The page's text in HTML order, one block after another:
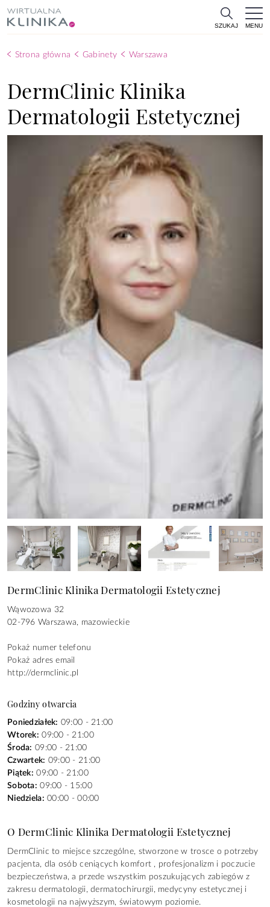
SZUKAJ MENU
Strona główna Gabinety Warszawa
DermClinic Klinika
Dermatologii Estetycznej
DermClinic Klinika Dermatologii Estetycznej
Wąwozowa 32
02-796 Warszawa, mazowieckie
Pokaż numer telefonu
Pokaż adres email
http://dermclinic.pl
Godziny otwarcia
Poniedziałek: 09:00 - 21:00
Wtorek: 09:00 - 21:00
Środa: 09:00 - 21:00
Czwartek: 09:00 - 21:00
Piątek: 09:00 - 21:00
Sobota: 09:00 - 15:00
Niedziela: 00:00 - 00:00
O DermClinic Klinika Dermatologii Estetycznej
DermClinic to miejsce szczególne, stworzone w trosce o potrzeby
pacjenta, dla osób ceniących komfort , profesjonalizm i poczucie
bezpieczeństwa, a przede wszystkim poszukujących zabiegów z
zakresu dermatologii, dermatochirurgii, medycyny estetycznej i
kosmetologii na najwyższym, światowym poziomie.